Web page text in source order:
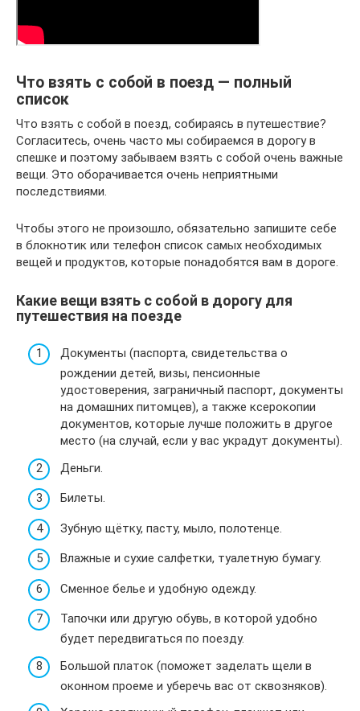
Что взять с собой в поезд — полный
список
Что взять с собой в поезд, собираясь в путешествие?
Согласитесь, очень часто мы собираемся в дорогу в
спешке и поэтому забываем взять с собой очень важные
вещи. Это оборачивается очень неприятными
последствиями.
Чтобы этого не произошло, обязательно запишите себе
в блокнотик или телефон список самых необходимых
вещей и продуктов, которые понадобятся вам в дороге.
Какие вещи взять с собой в дорогу для
путешествия на поезде
Документы (паспорта, свидетельства о
рождении детей, визы, пенсионные
удостоверения, заграничный паспорт, документы
на домашних питомцев), а также ксерокопии
документов, которые лучше положить в другое
место (на случай, если у вас украдут документы).
Деньги.
Билеты.
Зубную щётку, пасту, мыло, полотенце.
Влажные и сухие салфетки, туалетную бумагу.
Сменное белье и удобную одежду.
Тапочки или другую обувь, в которой удобно
будет передвигаться по поезду.
Большой платок (поможет заделать щели в
оконном проеме и уберечь вас от сквозняков).